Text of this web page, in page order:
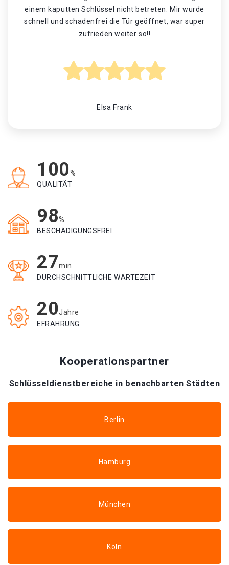
einem kaputten Schlüssel nicht betreten. Mir wurde
schnell und schadenfrei die Tür geöffnet, war super
zufrieden weiter so!!
Elsa Frank
100%
QUALITÄT
98%
BESCHÄDIGUNGSFREI
27min
DURCHSCHNITTLICHE WARTEZEIT
20Jahre
EFRAHRUNG
Kooperationspartner
Schlüsseldienstbereiche in benachbarten Städten
Berlin
Hamburg
München
Köln